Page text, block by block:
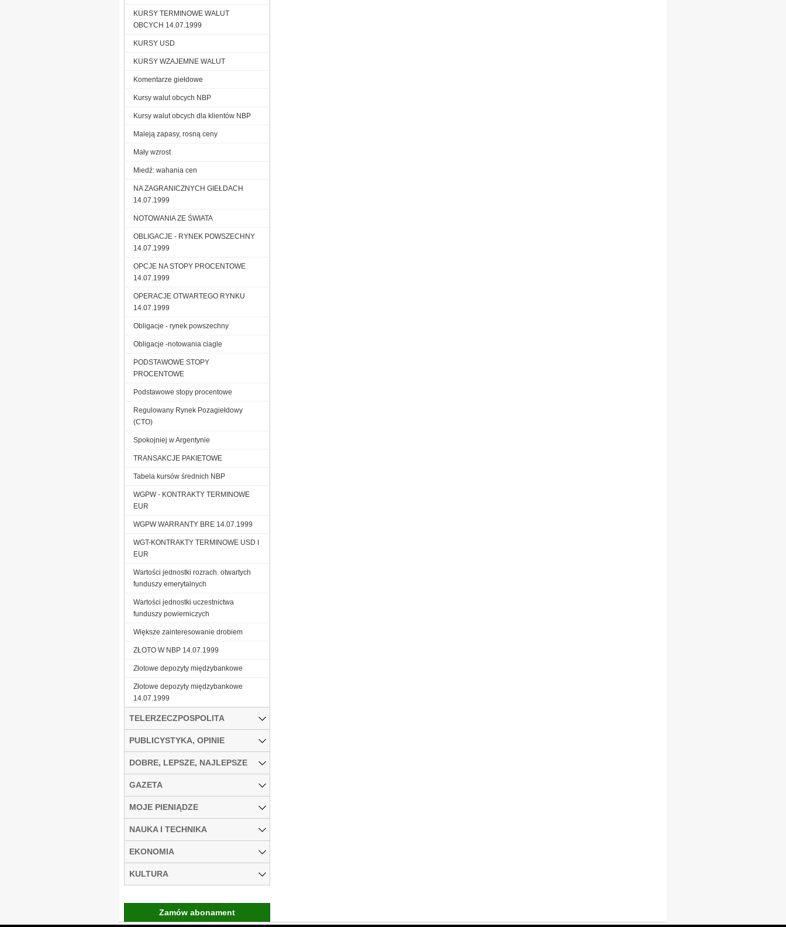
KURSY TERMINOWE WALUT
OBCYCH 14.07.1999
KURSY USD
KURSY WZAJEMNE WALUT
Komentarze giełdowe
Kursy walut obcych NBP
Kursy walut obcych dla klientów NBP
Maleją zapasy, rosną ceny
Mały wzrost
Miedź: wahania cen
NA ZAGRANICZNYCH GIEŁDACH
14.07.1999
NOTOWANIA ZE ŚWIATA
OBLIGACJE - RYNEK POWSZECHNY
14.07.1999
OPCJE NA STOPY PROCENTOWE
14.07.1999
OPERACJE OTWARTEGO RYNKU
14.07.1999
Obligacje - rynek powszechny
Obligacje -notowania ciagle
PODSTAWOWE STOPY
PROCENTOWE
Podstawowe stopy procentowe
Regulowany Rynek Pozagiełdowy
(CTO)
Spokojniej w Argentynie
TRANSAKCJE PAKIETOWE
Tabela kursów średnich NBP
WGPW - KONTRAKTY TERMINOWE
EUR
WGPW WARRANTY BRE 14.07.1999
WGT-KONTRAKTY TERMINOWE USD I
EUR
Wartości jednostki rozrach. otwartych
funduszy emerytalnych
Wartości jednostki uczestnictwa
funduszy powierniczych
Większe zainteresowanie drobiem
ZŁOTO W NBP 14.07.1999
Złotowe depozyty międzybankowe
Złotowe depozyty międzybankowe
14.07.1999
TELERZECZPOSPOLITA
PUBLICYSTYKA, OPINIE
DOBRE, LEPSZE, NAJLEPSZE
GAZETA
MOJE PIENIĄDZE
NAUKA I TECHNIKA
EKONOMIA
KULTURA
Zamów abonament